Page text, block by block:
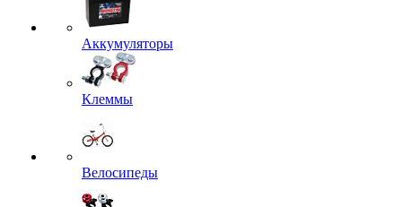
Аккумуляторы
Клеммы
Велосипеды